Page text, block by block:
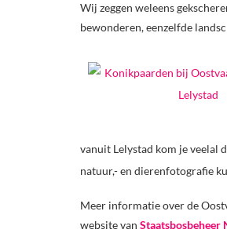
Wij zeggen weleens
bewonderen, eenzelfde
vanuit Lelystad kom je veelal
natuur,- en dierenfotografie
Meer informatie over de
website van Staatsbosbeheer